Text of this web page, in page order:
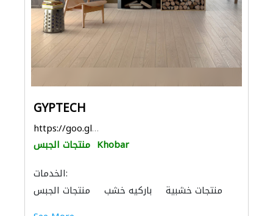
GYPTECH
https://goo.gl/maps/4iQTkmKKNLqeZifF6
منتجات الجبس Khobar
الخدمات:
منتجات الجبس
باركيه خشب منتجات خشبية